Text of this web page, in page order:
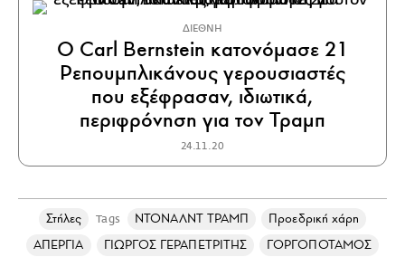
ΔΙΕΘΝΗ
Ο Carl Bernstein κατονόμασε 21
Ρεπουμπλικάνoυς γερουσιαστές
που εξέφρασαν, ιδιωτικά,
περιφρόνηση για τον Τραμπ
24.11.20
Στήλες Tags ΝΤΟΝΑΛΝΤ ΤΡΑΜΠ
Προεδρική χάρη
ΑΠΕΡΓΙΑ
ΓΙΩΡΓΟΣ ΓΕΡΑΠΕΤΡΙΤΗΣ ΓΟΡΓΟΠΟΤΑΜΟΣ